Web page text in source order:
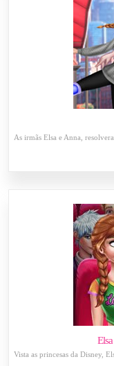
As irmãs Elsa e Anna,
Vista as princesas da Disney,